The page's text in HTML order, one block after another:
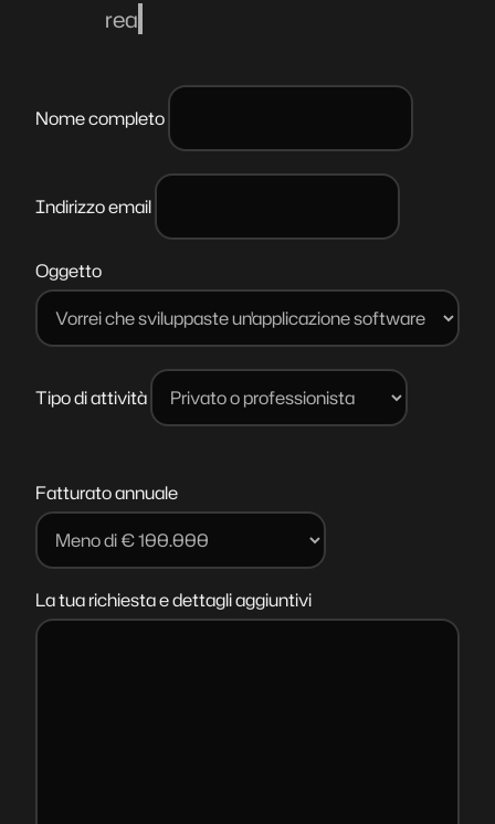
realizzare con il nostro aiuto.
Nome completo
Indirizzo email
Oggetto
Tipo di attività
Fatturato annuale
La tua richiesta e dettagli aggiuntivi